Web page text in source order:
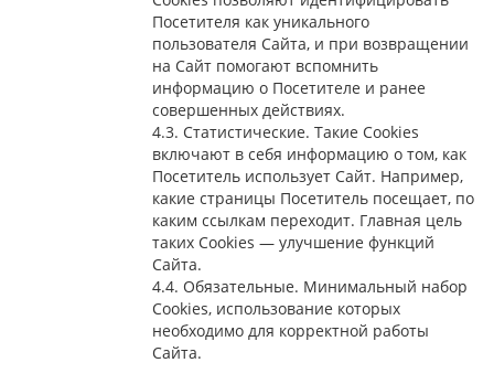
Посетителя как уникального
пользователя Сайта, и при возвращении
на Сайт помогают вспомнить
информацию о Посетителе и ранее
совершенных действиях.
4.3. Статистические. Такие Cookies
включают в себя информацию о том, как
Посетитель использует Сайт. Например,
какие страницы Посетитель посещает, по
каким ссылкам переходит. Главная цель
таких Cookies — улучшение функций
Сайта.
4.4. Обязательные. Минимальный набор
Cookies, использование которых
необходимо для корректной работы
Сайта.